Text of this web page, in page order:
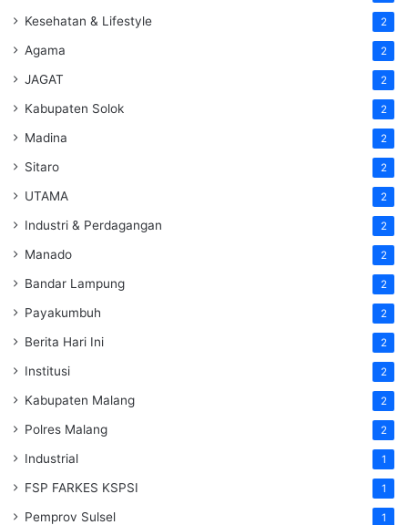
Kesehatan & Lifestyle 2
Agama 2
JAGAT 2
Kabupaten Solok 2
Madina 2
Sitaro 2
UTAMA 2
Industri & Perdagangan 2
Manado 2
Bandar Lampung 2
Payakumbuh 2
Berita Hari Ini 2
Institusi 2
Kabupaten Malang 2
Polres Malang 2
Industrial 1
FSP FARKES KSPSI 1
Pemprov Sulsel 1